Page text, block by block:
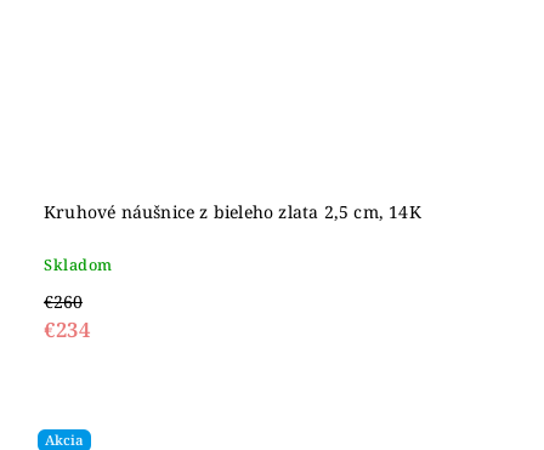
Kruhové náušnice z bieleho zlata 2,5 cm, 14K
Skladom
€260
€234
Akcia